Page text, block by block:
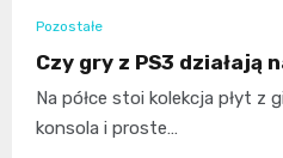
Pozostałe
Czy gry z PS3 działają
Na półce stoi kolekcja płyt z
konsola i proste…